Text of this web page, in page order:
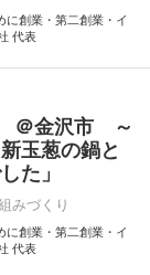
に創業・第二創業・イ
代表
＠金沢市 ～
玉葱の鍋と
た」
みづくり
に創業・第二創業・イ
代表